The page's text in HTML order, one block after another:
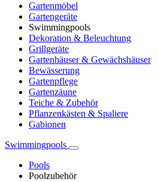
Gartenmöbel
Gartengeräte
Swimmingpools
Dekoration & Beleuchtung
Grillgeräte
Gartenhäuser & Gewächshäuser
Bewässerung
Gartenpflege
Gartenzäune
Teiche & Zubehör
Pflanzenkästen & Spaliere
Gabionen
Swimmingpools
Pools
Poolzubehör